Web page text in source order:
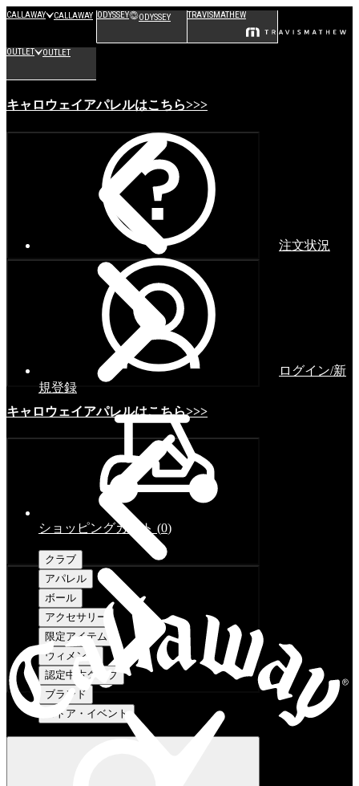
CALLAWAY CALLAWAY ODYSSEY ODYSSEY TRAVISMATHEW
OUTLET OUTLET
キャロウェイアパレルはこちら>>>
キャロウェイアパレルはこちら>>>
注文状況
ログイン/新
規登録
ショッピングカート (0)
クラブ
アパレル
ボール
アクセサリー
限定アイテム
ウィメンズ
認定中古クラブ
ブランド
ストア・イベント